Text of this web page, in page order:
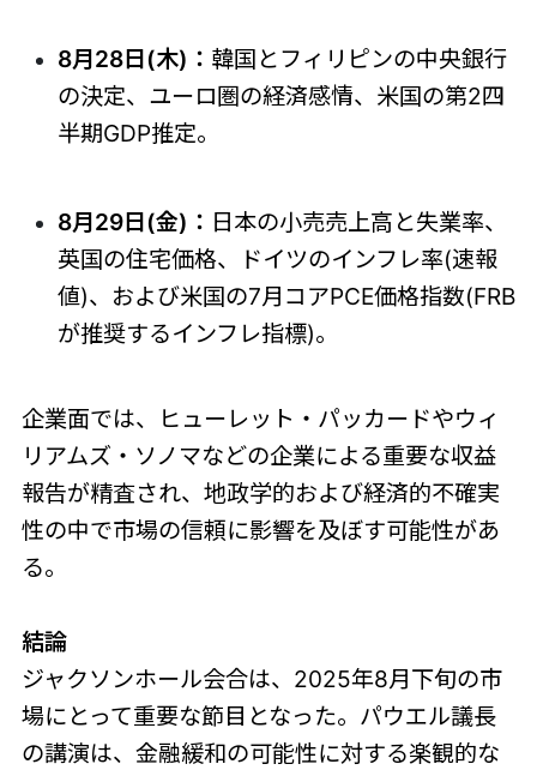
8月28日(木)： 韓国とフィリピンの中央銀行
の決定、ユーロ圏の経済感情、米国の第2四
半期GDP推定。
8月29日(金)： 日本の小売売上高と失業率、
英国の住宅価格、ドイツのインフレ率(速報
値)、および米国の7月コアPCE価格指数(FRB
が推奨するインフレ指標)。
企業面では、ヒューレット・パッカードやウィ
リアムズ・ソノマなどの企業による重要な収益
報告が精査され、地政学的および経済的不確実
性の中で市場の信頼に影響を及ぼす可能性があ
る。
結論
ジャクソンホール会合は、2025年8月下旬の市
場にとって重要な節目となった。パウエル議長
の講演は、金融緩和の可能性に対する楽観的な